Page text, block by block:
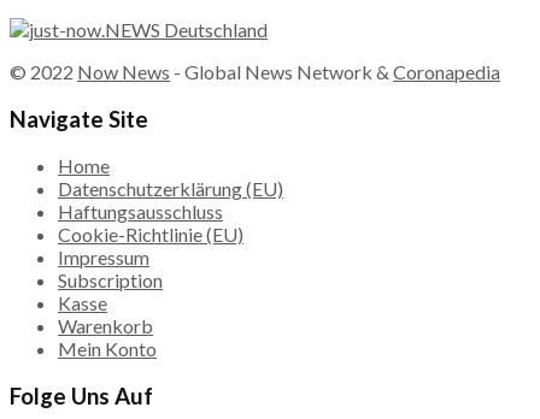
© 2022 Now News - Global News Network & Coronapedia
Navigate Site
Home
Datenschutzerklärung (EU)
Haftungsausschluss
Cookie-Richtlinie (EU)
Impressum
Subscription
Kasse
Warenkorb
Mein Konto
Folge Uns Auf